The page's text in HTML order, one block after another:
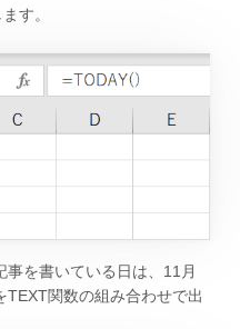
す。
を書いている日は、11月
関数の組み合わせで出